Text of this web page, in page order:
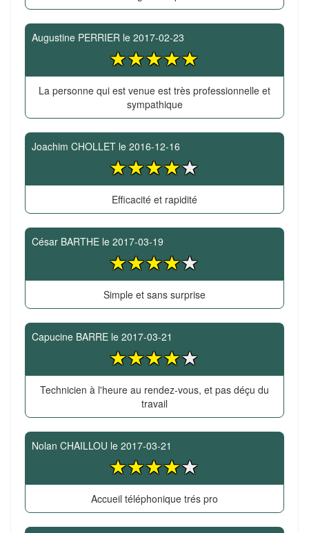
Augustine PERRIER le 2017-02-23
La personne qui est venue est très professionnelle et
sympathique
Joachim CHOLLET le 2016-12-16
Efficacité et rapidité
César BARTHE le 2017-03-19
Simple et sans surprise
Capucine BARRE le 2017-03-21
Technicien à l'heure au rendez-vous, et pas déçu du
travail
Nolan CHAILLOU le 2017-03-21
Accueil téléphonique trés pro